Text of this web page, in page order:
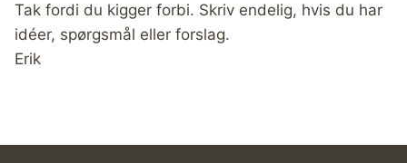
Tak fordi du kigger forbi. Skriv endelig, hvis du har
idéer, spørgsmål eller forslag.
Erik